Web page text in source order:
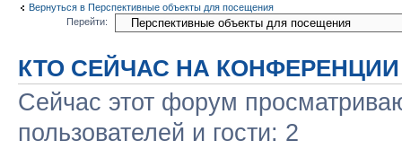
Вернуться в Перспективные объекты для посещения
Перейти:
КТО СЕЙЧАС НА КОНФЕРЕНЦИИ
Сейчас этот форум
пользователей и гости: 2